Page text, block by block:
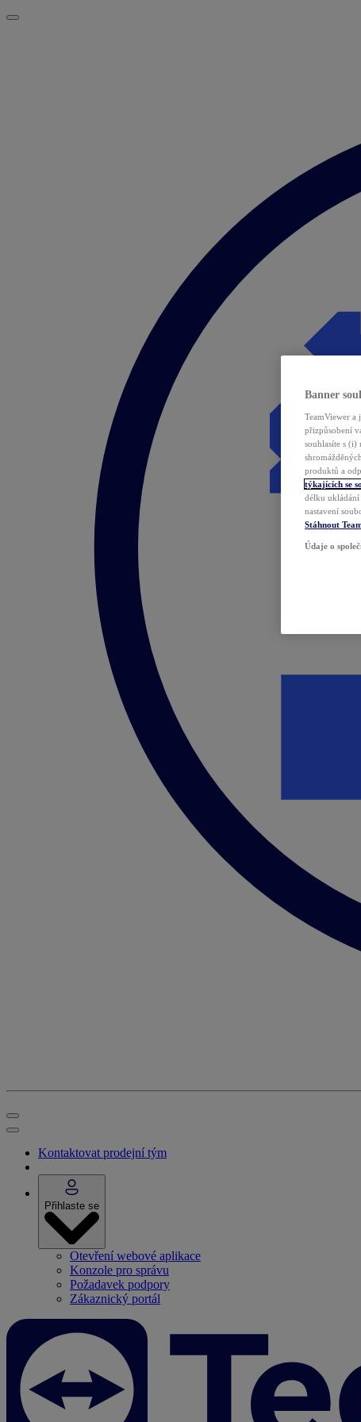
Kontaktovat prodejní tým
Přihlaste se
Otevření webové aplikace
Konzole pro správu
Požadavek podpory
Zákaznický portál
Banner
TeamViewer a
přizpůsobení
souhlasíte s (i)
produktů a
týkajících se
délku ukládání
nastavení
Stáhnout
Údaje o